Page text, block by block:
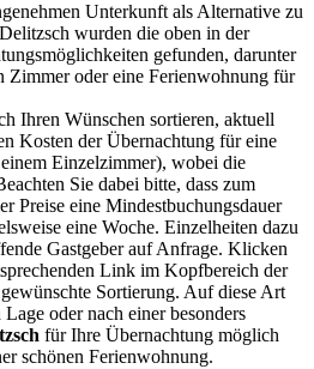
Unterkunft als Alternative zu
wurden die oben in der
gefunden, darunter
Zimmer oder eine Ferienwohnung für
Ihren Wünschen sortieren, aktuell
Kosten der Übernachtung für eine
Einzelzimmer), wobei die
Sie dabei bitte, dass zum
Preise eine Mindestbuchungsdauer
eine Woche. Einzelheiten dazu
Gastgeber auf Anfrage. Klicken
Link im Kopfbereich der
Sortierung. Auf diese Art
oder nach einer besonders
für Ihre Übernachtung möglich
schönen Ferienwohnung.